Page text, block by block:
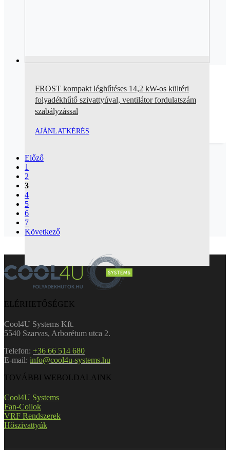
FROST kompakt léghűtéses 14,2 kW-os kültéri
folyadékhűtő szivattyúval, ventilátor fordulatszám
szabályzással
AJÁNLATKÉRÉS
Előző
1
2
3
4
5
6
7
Következő
ELÉRHETŐSÉGEK
Cool4U Systems Kft.
5540 Szarvas, Arborétum utca 2.
Telefon: +36 66 514 680
E-mail: info@cool4u-systems.hu
TOVÁBBI WEBOLDALAINK
Cool4U Systems
Fan-Coilok
VRF Rendszerek
Hőszivattyúk